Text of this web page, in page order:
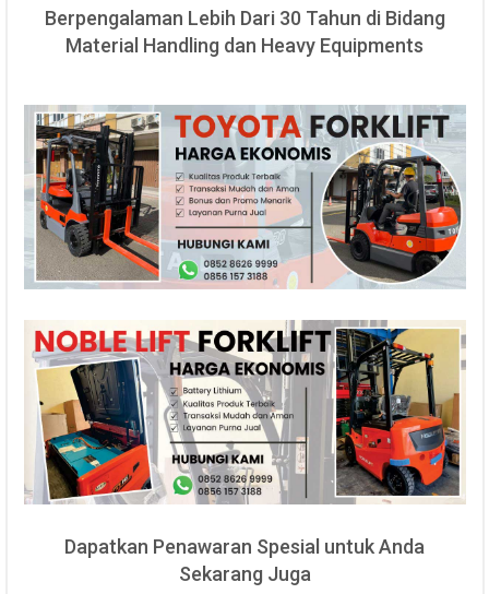
Berpengalaman Lebih Dari 30 Tahun di Bidang
Material Handling dan Heavy Equipments
Dapatkan Penawaran Spesial untuk Anda
Sekarang Juga